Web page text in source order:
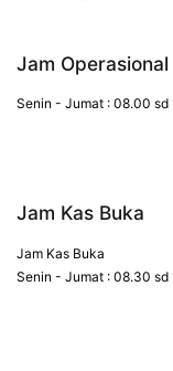
Jam Operasional
Senin - Jumat : 08.00 sd
Jam Kas Buka
Jam Kas Buka
Senin - Jumat : 08.30 sd